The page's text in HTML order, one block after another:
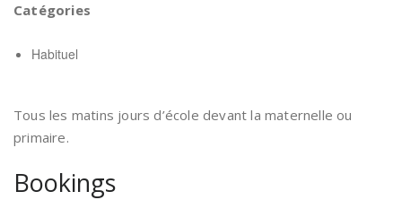
Catégories
Habituel
Tous les matins jours d’école devant la maternelle ou
primaire.
Bookings